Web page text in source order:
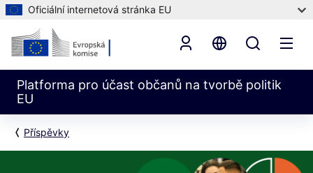
Oficiální internetová stránka EU
Platforma pro účast občanů na tvorbě politik
EU
Příspěvky